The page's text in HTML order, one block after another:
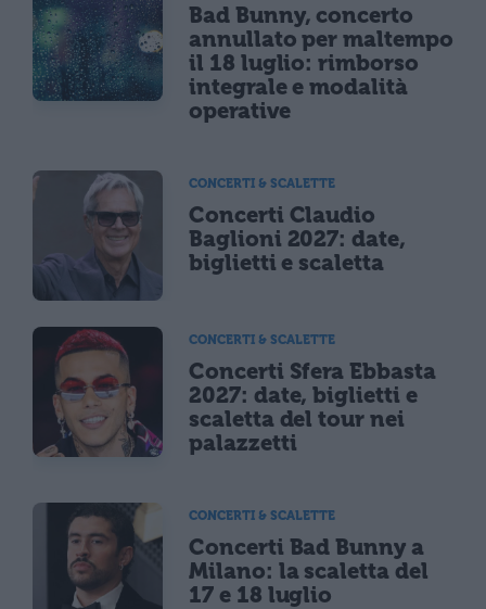
Bad Bunny, concerto
annullato per maltempo
il 18 luglio: rimborso
integrale e modalità
operative
CONCERTI & SCALETTE
Concerti Claudio
Baglioni 2027: date,
biglietti e scaletta
CONCERTI & SCALETTE
Concerti Sfera Ebbasta
2027: date, biglietti e
scaletta del tour nei
palazzetti
CONCERTI & SCALETTE
Concerti Bad Bunny a
Milano: la scaletta del
17 e 18 luglio